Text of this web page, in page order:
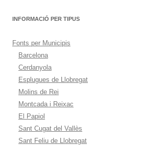
INFORMACIÓ PER TIPUS
Fonts per Municipis
Barcelona
Cerdanyola
Esplugues de Llobregat
Molins de Rei
Montcada i Reixac
El Papiol
Sant Cugat del Vallès
Sant Feliu de Llobregat